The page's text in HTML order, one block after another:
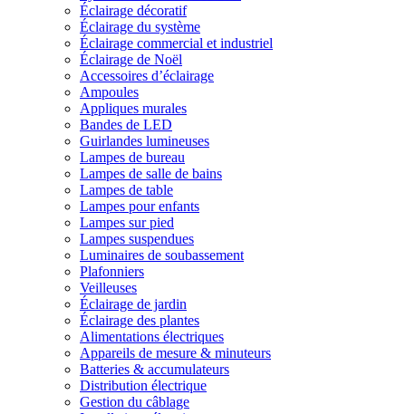
Éclairage décoratif
Éclairage du système
Éclairage commercial et industriel
Éclairage de Noël
Accessoires d’éclairage
Ampoules
Appliques murales
Bandes de LED
Guirlandes lumineuses
Lampes de bureau
Lampes de salle de bains
Lampes de table
Lampes pour enfants
Lampes sur pied
Lampes suspendues
Luminaires de soubassement
Plafonniers
Veilleuses
Éclairage de jardin
Éclairage des plantes
Alimentations électriques
Appareils de mesure & minuteurs
Batteries & accumulateurs
Distribution électrique
Gestion du câblage